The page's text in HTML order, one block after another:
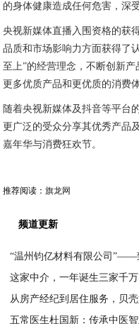
的身体健康造成任何危害，深
央视新媒体直播入围资格的获
品质和市场影响力方面获得了
至上”的经营理念，不断创新
更多优质产品和更优质的消费体
随着央视新媒体及抖音等平台
更广泛的受众分享其优秀产品
嘉年华与消费狂欢节。
推荐阅读：旗龙网
频道更新
“温州钧亿材料有限公司”——
这家中介，一年诞生三家千
从房产经纪到居住服务，贝
五常医生杜国新：传承中医